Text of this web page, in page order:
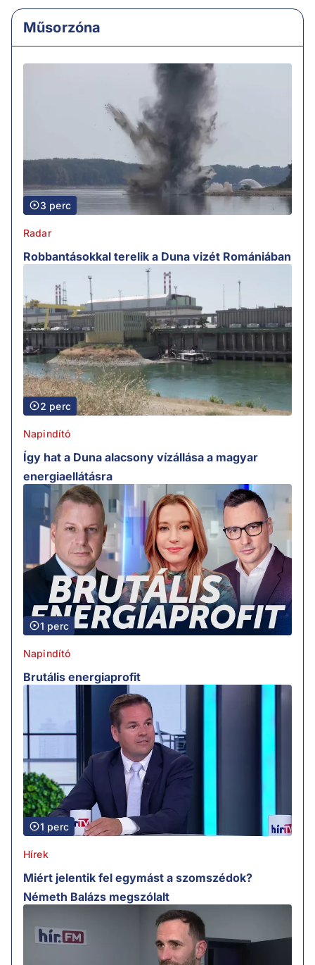
Műsorzóna
3 perc
Radar
Robbantásokkal terelik a Duna vizét Romániában
2 perc
Napindító
Így hat a Duna alacsony vízállása a magyar
energiaellátásra
1 perc
Napindító
Brutális energiaprofit
1 perc
Hírek
Miért jelentik fel egymást a szomszédok?
Németh Balázs megszólalt